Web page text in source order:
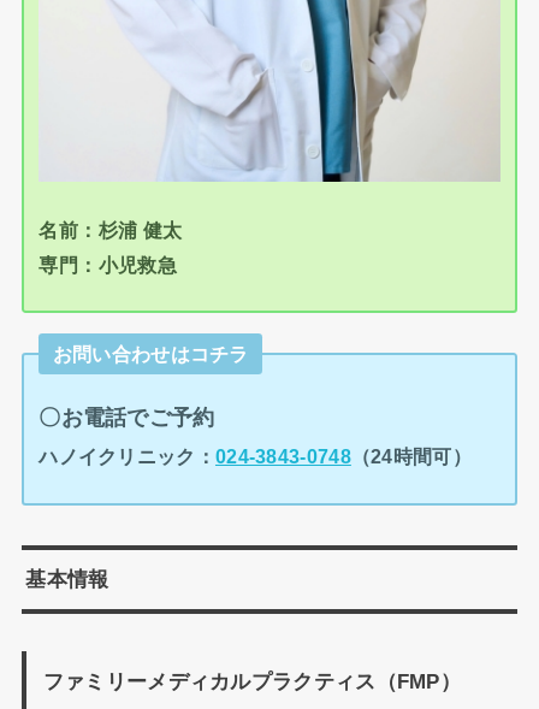
名前：杉浦 健太
専門：小児救急
お問い合わせはコチラ
〇お電話でご予約
ハノイクリニック： 024-3843-0748（24時間可）
基本情報
ファミリーメディカルプラクティス（FMP）